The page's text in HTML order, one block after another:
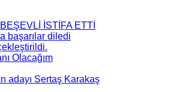
İSTİFA ETTİ
başarılar diledi
Olacağım
adayı Sertaş Karakaş